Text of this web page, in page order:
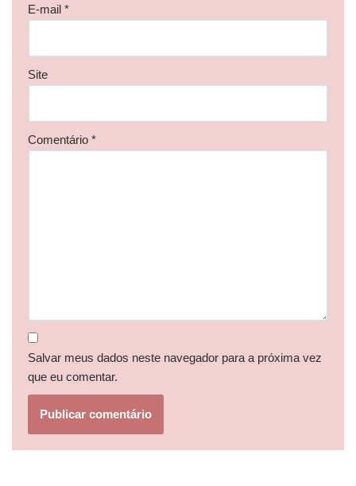
E-mail *
Site
Comentário *
Salvar meus dados neste navegador para a próxima vez
que eu comentar.